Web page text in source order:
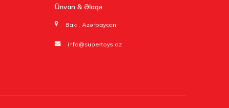
Ünvan & Əlaqə
Bakı , Azərbaycan
info@supertoys.az